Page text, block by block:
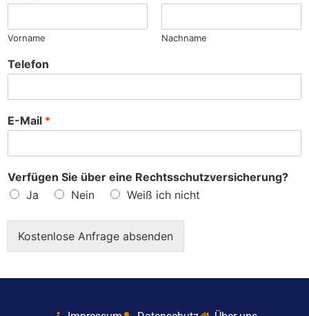
Vorname Nachname
Telefon
E-Mail *
Verfügen Sie über eine Rechtsschutzversicherung?
Ja
Nein Weiß ich nicht
Kostenlose Anfrage absenden